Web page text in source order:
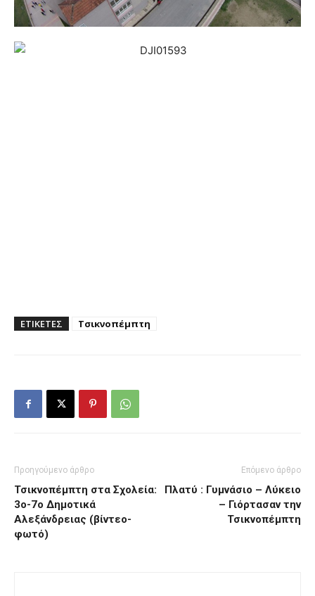
ΕΤΙΚΕΤΕΣ Τσικνοπέμπτη
Προηγούμενο άρθρο
Τσικνοπέμπτη στα Σχολεία:
3ο-7ο Δημοτικά
Αλεξάνδρειας (βίντεο-
φωτό)
Επόμενο άρθρο
Πλατύ : Γυμνάσιο – Λύκειο
– Γιόρτασαν την
Τσικνοπέμπτη